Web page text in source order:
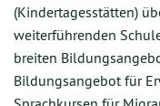
(Kindertagesstätten)
weiterführenden
breiten
Bildungsangebot für